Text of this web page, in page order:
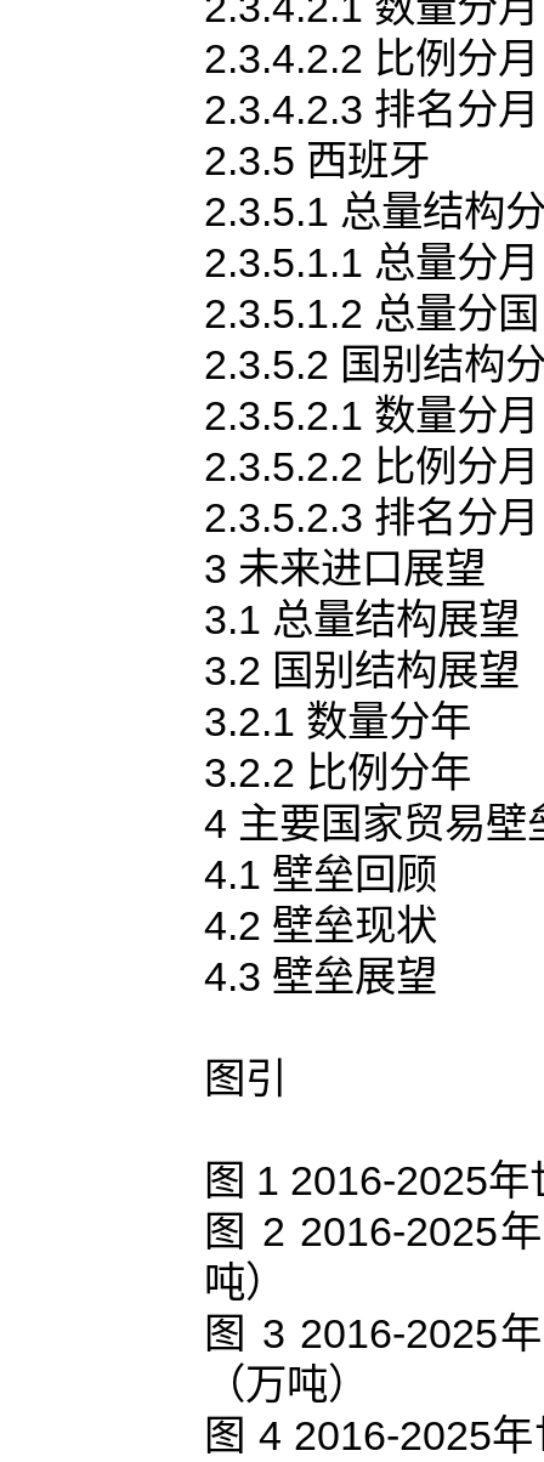
2.3.4.2.2 比例分月
2.3.4.2.3 排名分月
2.3.5 西班牙
2.3.5.1 总量结构
2.3.5.1.1 总量分月
2.3.5.1.2 总量分国
2.3.5.2 国别结构
2.3.5.2.1 数量分月
2.3.5.2.2 比例分月
2.3.5.2.3 排名分月
3 未来进口展望
3.1 总量结构展望
3.2 国别结构展望
3.2.1 数量分年
3.2.2 比例分年
4 主要国家贸易壁
4.1 壁垒回顾
4.2 壁垒现状
4.3 壁垒展望
图引
图 1 2016-2025
图 2 2016-2025
吨）
图 3 2016-2025
（万吨）
图 4 2016-2025